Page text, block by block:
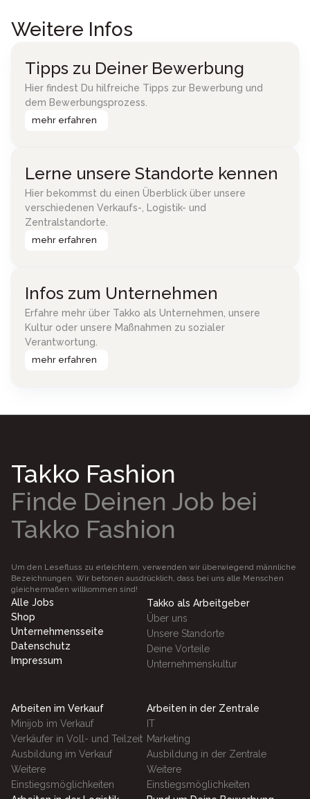
Weitere Infos
Tipps zu Deiner Bewerbung
Hier findest Du hilfreiche Tipps zur Bewerbung und
dem Bewerbungsprozess.
mehr erfahren
Lerne unsere Standorte kennen
Hier bekommst du einen Überblick über unsere
verschiedenen Verkaufs-, Logistik- und
Zentralstandorte.
mehr erfahren
Infos zum Unternehmen
Erfahre mehr über Takko als Unternehmen, unsere
Kultur oder unsere Maßnahmen zu sozialer
Verantwortung.
mehr erfahren
Takko Fashion
Finde Deinen Job bei
Takko Fashion
Um den Lesefluss zu erleichtern, verwenden wir überwiegend männliche
Bezeichnungen. Wir betonen ausdrücklich, dass bei uns alle Menschen
gleichermaßen willkommen sind!
Alle Jobs
Shop
Unternehmensseite
Datenschutz
Impressum
Takko als Arbeitgeber
Über uns
Unsere Standorte
Deine Vorteile
Unternehmenskultur
Arbeiten im Verkauf
Minijob im Verkauf
Verkäufer in Voll- und Teilzeit
Ausbildung im Verkauf
Weitere
Einstiegsmöglichkeiten
Arbeiten in der Zentrale
IT
Marketing
Ausbildung in der Zentrale
Weitere
Einstiegsmöglichkeiten